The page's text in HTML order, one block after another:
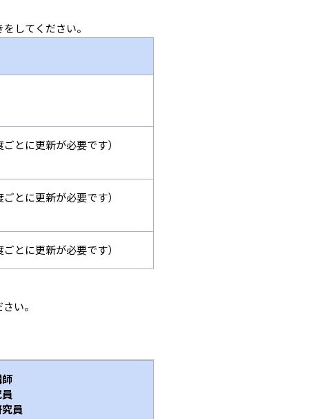
してください。
ごとに更新が必要です）
ごとに更新が必要です）
ごとに更新が必要です）
い。
員